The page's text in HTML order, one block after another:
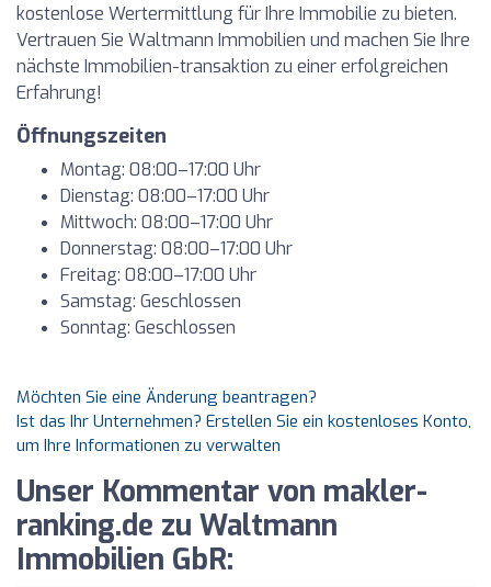
kostenlose Wertermittlung für Ihre Immobilie zu bieten.
Vertrauen Sie Waltmann Immobilien und machen Sie Ihre
nächste Immobilien-transaktion zu einer erfolgreichen
Erfahrung!
Öffnungszeiten
Montag: 08:00–17:00 Uhr
Dienstag: 08:00–17:00 Uhr
Mittwoch: 08:00–17:00 Uhr
Donnerstag: 08:00–17:00 Uhr
Freitag: 08:00–17:00 Uhr
Samstag: Geschlossen
Sonntag: Geschlossen
Möchten Sie eine Änderung beantragen?
Ist das Ihr Unternehmen? Erstellen Sie ein kostenloses Konto,
um Ihre Informationen zu verwalten
Unser Kommentar von makler-
ranking.de zu Waltmann
Immobilien GbR: